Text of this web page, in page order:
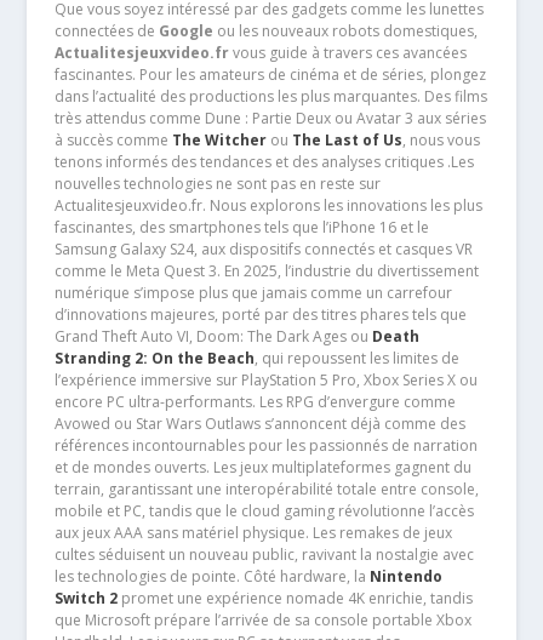
Que vous soyez intéressé par des gadgets comme les lunettes
connectées de Google ou les nouveaux robots domestiques,
Actualitesjeuxvideo.frvous guide à travers ces avancées
fascinantes. Pour les amateurs de cinéma et de séries, plongez
dans l’actualité des productions les plus marquantes. Des films
très attendus comme Dune : Partie Deux ou Avatar 3 aux séries
à succès comme The Witcherou The Last of Us, nous vous
tenons informés des tendances et des analyses critiques .Les
nouvelles technologies ne sont pas en reste sur
Actualitesjeuxvideo.fr. Nous explorons les innovations les plus
fascinantes, des smartphones tels que l’iPhone 16 et le
Samsung Galaxy S24, aux dispositifs connectés et casques VR
comme le Meta Quest 3. En 2025, l’industrie du divertissement
numérique s’impose plus que jamais comme un carrefour
d’innovations majeures, porté par des titres phares tels que
Grand Theft Auto VI, Doom: The Dark Ages ou Death
Stranding 2: On the Beach, qui repoussent les limites de
l’expérience immersive sur PlayStation 5 Pro, Xbox Series X ou
encore PC ultra-performants. Les RPG d’envergure comme
Avowed ou Star Wars Outlaws s’annoncent déjà comme des
références incontournables pour les passionnés de narration
et de mondes ouverts. Les jeux multiplateformes gagnent du
terrain, garantissant une interopérabilité totale entre console,
mobile et PC, tandis que le cloud gaming révolutionne l’accès
aux jeux AAA sans matériel physique. Les remakes de jeux
cultes séduisent un nouveau public, ravivant la nostalgie avec
les technologies de pointe. Côté hardware, la Nintendo
Switch 2promet une expérience nomade 4K enrichie, tandis
que Microsoft prépare l’arrivée de sa console portable Xbox